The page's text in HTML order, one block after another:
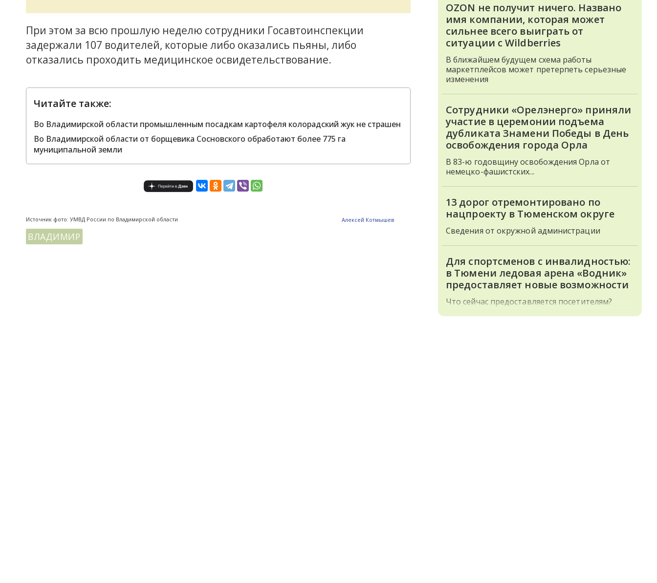
При этом за всю прошлую неделю сотрудники Госавтоинспекции
задержали 107 водителей, которые либо оказались пьяны, либо
отказались проходить медицинское освидетельствование.
Читайте также:
Во Владимирской области промышленным посадкам картофеля колорадский жук не страшен
Во Владимирской области от борщевика Сосновского обработают более 775 га
муниципальной земли
Источник фото: УМВД России по Владимирской области Алексей Котмышев
ВЛАДИМИР
OZON не получит ничего. Названо
имя компании, которая может
сильнее всего выиграть от
ситуации с Wildberries
В ближайшем будущем схема работы
маркетплейсов может претерпеть серьезные
изменения
Сотрудники «Орелэнерго» приняли
участие в церемонии подъема
дубликата Знамени Победы в День
освобождения города Орла
В 83-ю годовщину освобождения Орла от
немецко-фашистских...
13 дорог отремонтировано по
нацпроекту в Тюменском округе
Сведения от окружной администрации
Для спортсменов с инвалидностью:
в Тюмени ледовая арена «Водник»
предоставляет новые возможности
Что сейчас предоставляется посетителям?